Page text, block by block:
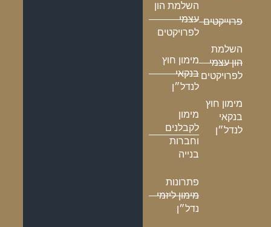
פרוייקטים
השלמת
הון עצמי
לפרויקטים
מימון חוץ
בנקאי
לנדל״ן
השלמת הון
עצמי
לפרויקטים
מימון חוץ
בנקאי
לנדל״ן
מימון
לקבלנים
וחברות
בנייה
פתרונות
מימון ליזמי
נדל״ן